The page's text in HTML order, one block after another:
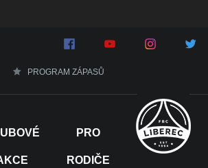
PROGRAM ZÁPASŮ
PRO
RODIČE